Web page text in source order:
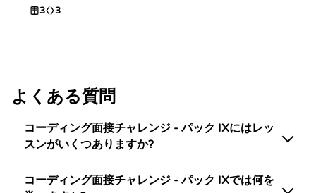
3 3
よくある質問
コーディング面接チャレンジ - パック IXにはレッ
スンがいくつありますか?
コーディング面接チャレンジ - パック IXでは何を